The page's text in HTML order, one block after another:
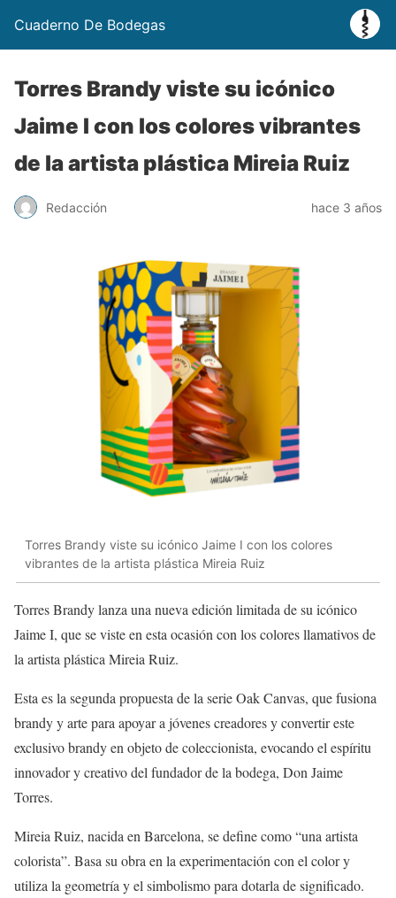
Cuaderno De Bodegas
Torres Brandy viste su icónico
Jaime I con los colores vibrantes
de la artista plástica Mireia Ruiz
Redacción hace 3 años
Torres Brandy viste su icónico Jaime I con los colores
vibrantes de la artista plástica Mireia Ruiz
Torres Brandy lanza una nueva edición limitada de su icónico
Jaime I, que se viste en esta ocasión con los colores llamativos de
la artista plástica Mireia Ruiz.
Esta es la segunda propuesta de la serie Oak Canvas, que fusiona
brandy y arte para apoyar a jóvenes creadores y convertir este
exclusivo brandy en objeto de coleccionista, evocando el espíritu
innovador y creativo del fundador de la bodega, Don Jaime
Torres.
Mireia Ruiz, nacida en Barcelona, se define como “una artista
colorista”. Basa su obra en la experimentación con el color y
utiliza la geometría y el simbolismo para dotarla de significado.